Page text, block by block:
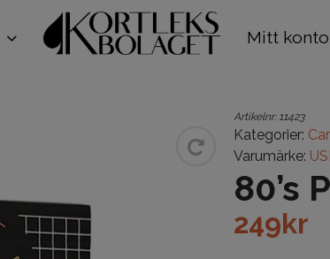
Mitt konto
Artikelnr: 11423
Kategorier:
Varumärke:
80’s
249kr